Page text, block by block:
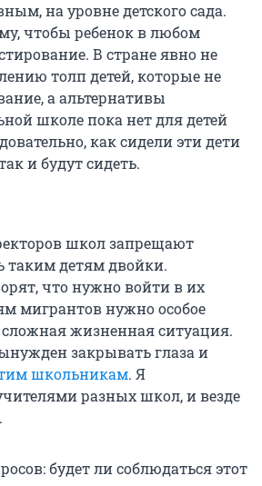
на уровне детского сада.
чтобы ребенок в любом
В стране явно не
толп детей, которые не
а альтернативы
школе пока нет для детей
как сидели эти дети
и будут сидеть.
школ запрещают
таким детям двойки.
что нужно войти в их
мигрантов нужно особое
жизненная ситуация.
закрывать глаза и
школьникам. Я
разных школ, и везде
будет ли соблюдаться этот